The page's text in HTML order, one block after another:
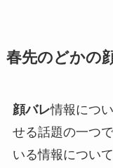
春先のどかの
顔バレ情報につ
せる話題の一つ
いる情報につい